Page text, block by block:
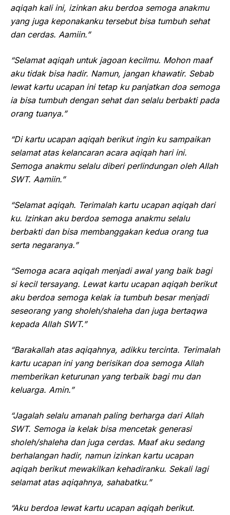
aqiqah kali ini, izinkan aku berdoa semoga anakmu
yang juga keponakanku tersebut bisa tumbuh sehat
dan cerdas. Aamiin.”
“Selamat aqiqah untuk jagoan kecilmu. Mohon maaf
aku tidak bisa hadir. Namun, jangan khawatir. Sebab
lewat kartu ucapan ini tetap ku panjatkan doa semoga
ia bisa tumbuh dengan sehat dan selalu berbakti pada
orang tuanya.”
“Di kartu ucapan aqiqah berikut ingin ku sampaikan
selamat atas kelancaran acara aqiqah hari ini.
Semoga anakmu selalu diberi perlindungan oleh Allah
SWT. Aamiin.”
“Selamat aqiqah. Terimalah kartu ucapan aqiqah dari
ku. Izinkan aku berdoa semoga anakmu selalu
berbakti dan bisa membanggakan kedua orang tua
serta negaranya.”
“Semoga acara aqiqah menjadi awal yang baik bagi
si kecil tersayang. Lewat kartu ucapan aqiqah berikut
aku berdoa semoga kelak ia tumbuh besar menjadi
seseorang yang sholeh/shaleha dan juga bertaqwa
kepada Allah SWT.”
“Barakallah atas aqiqahnya, adikku tercinta. Terimalah
kartu ucapan ini yang berisikan doa semoga Allah
memberikan keturunan yang terbaik bagi mu dan
keluarga. Amin.”
“Jagalah selalu amanah paling berharga dari Allah
SWT. Semoga ia kelak bisa mencetak generasi
sholeh/shaleha dan juga cerdas. Maaf aku sedang
berhalangan hadir, namun izinkan kartu ucapan
aqiqah berikut mewakilkan kehadiranku. Sekali lagi
selamat atas aqiqahnya, sahabatku.”
“Aku berdoa lewat kartu ucapan aqiqah berikut.